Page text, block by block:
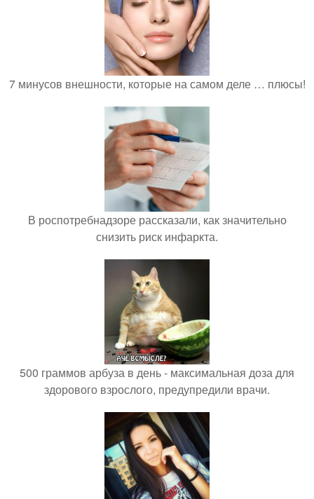
7 минусов внешности, которые на самом деле … плюсы!
В роспотребнадзоре рассказали, как значительно
снизить риск инфаркта.
500 граммов арбуза в день - максимальная доза для
здорового взрослого, предупредили врачи.